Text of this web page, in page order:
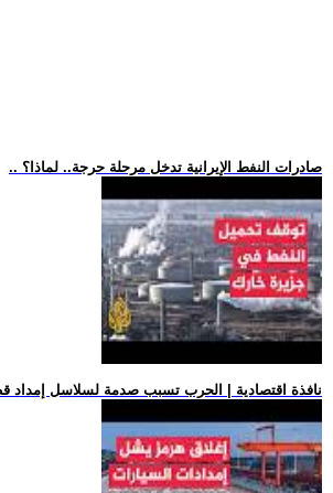
.. صادرات النفط الإيرانية تدخل مرحلة حرجة.. لماذا؟
.. نافذة اقتصادية | الحرب تسبب صدمة لسلاسل إمداد